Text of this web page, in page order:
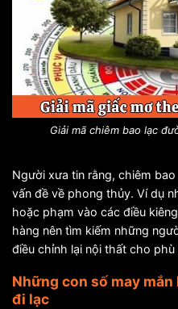
Giải mã chiêm bao lạc
Người xưa tin rằng, chiêm
vấn đề về phong thủy. Ví dụ
hoặc phạm vào các điều
hàng nên tìm kiếm những
điều chỉnh lại nội thất cho phù
Những con số may
đi lạc